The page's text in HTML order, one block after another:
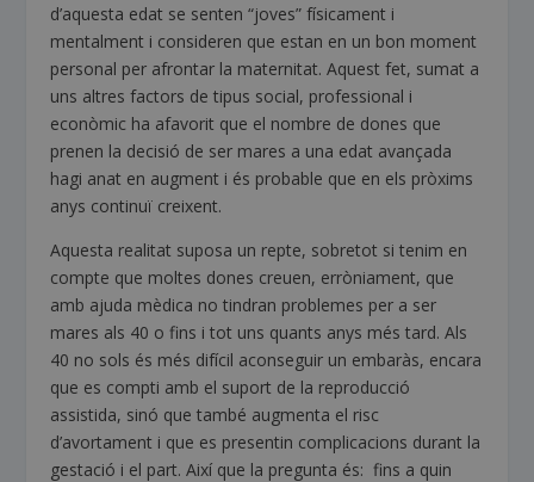
d’aquesta edat se senten “joves” físicament i
mentalment i consideren que estan en un bon moment
personal per afrontar la maternitat. Aquest fet, sumat a
uns altres factors de tipus social, professional i
econòmic ha afavorit que el nombre de dones que
prenen la decisió de ser mares a una edat avançada
hagi anat en augment i és probable que en els pròxims
anys continuï creixent.
Aquesta realitat suposa un repte, sobretot si tenim en
compte que moltes dones creuen, erròniament, que
amb ajuda mèdica no tindran problemes per a ser
mares als 40 o fins i tot uns quants anys més tard. Als
40 no sols és més difícil aconseguir un embaràs, encara
que es compti amb el suport de la reproducció
assistida, sinó que també augmenta el risc
d’avortament i que es presentin complicacions durant la
gestació i el part. Així que la pregunta és: fins a quin